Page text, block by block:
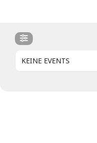
KEINE EVENTS